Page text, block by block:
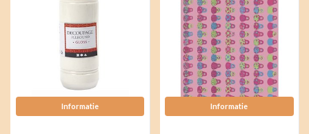
Informatie Informatie